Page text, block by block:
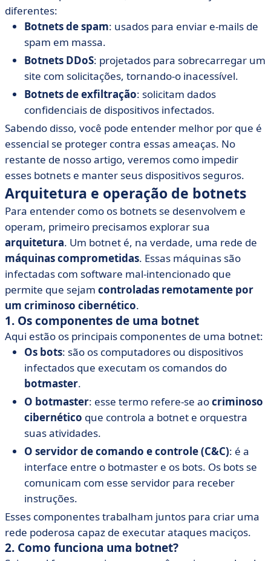
diferentes:
Botnets de spam: usados para enviar e-mails de
spam em massa.
Botnets DDoS: projetados para sobrecarregar um
site com solicitações, tornando-o inacessível.
Botnets de exfiltração: solicitam dados
confidenciais de dispositivos infectados.
Sabendo disso, você pode entender melhor por que é
essencial se proteger contra essas ameaças. No
restante de nosso artigo, veremos como impedir
esses botnets e manter seus dispositivos seguros.
Arquitetura e operação de botnets
Para entender como os botnets se desenvolvem e
operam, primeiro precisamos explorar sua
arquitetura. Um botnet é, na verdade, uma rede de
máquinas comprometidas. Essas máquinas são
infectadas com software mal-intencionado que
permite que sejam controladas remotamente por
um criminoso cibernético.
1. Os componentes de uma botnet
Aqui estão os principais componentes de uma botnet:
Os bots: são os computadores ou dispositivos
infectados que executam os comandos do
botmaster.
O botmaster: esse termo refere-se aocriminoso
cibernético que controla a botnet e orquestra
suas atividades.
O servidor de comando e controle (C&C): é a
interface entre o botmaster e os bots. Os bots se
comunicam com esse servidor para receber
instruções.
Esses componentes trabalham juntos para criar uma
rede poderosa capaz de executar ataques maciços.
2. Como funciona uma botnet?